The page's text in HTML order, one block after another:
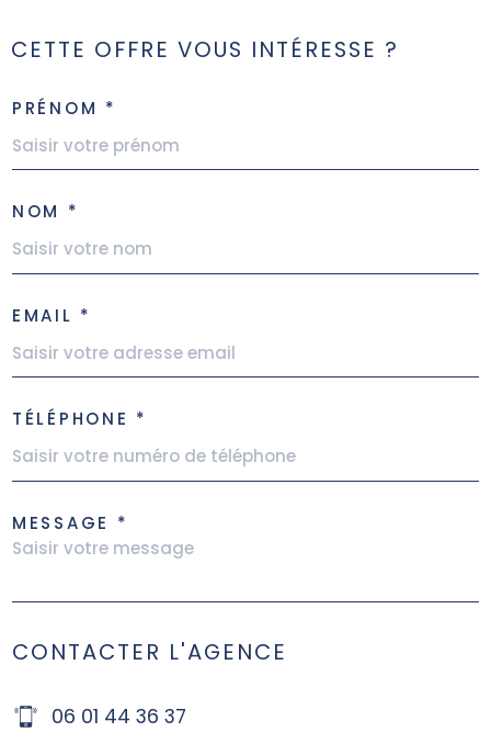
CETTE OFFRE VOUS INTÉRESSE ?
PRÉNOM *
NOM *
EMAIL *
TÉLÉPHONE *
MESSAGE *
CONTACTER L'AGENCE
06 01 44 36 37